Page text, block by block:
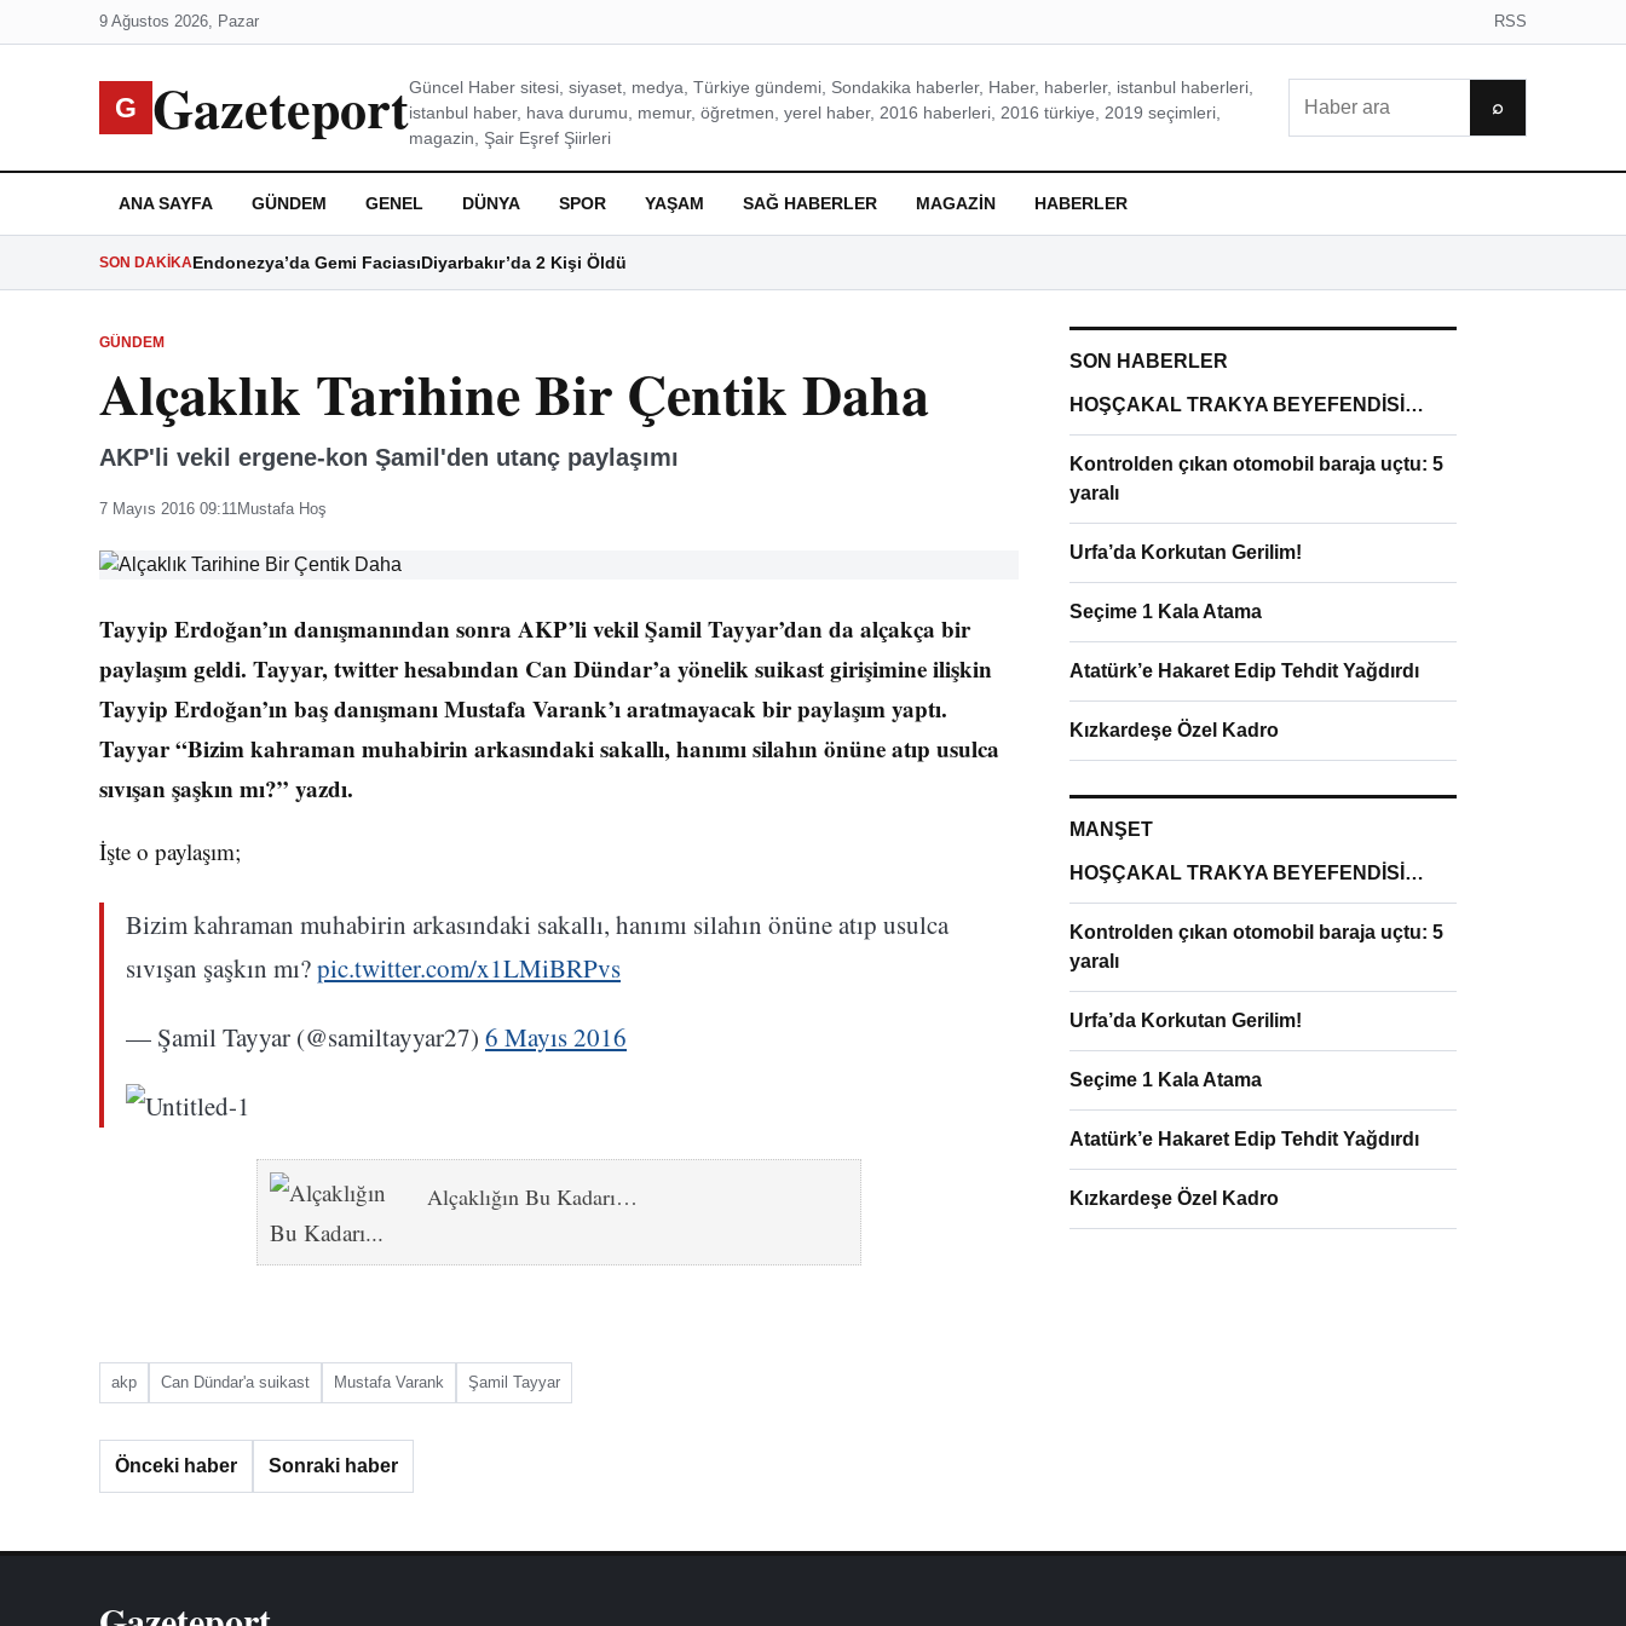
9 Ağustos 2026, Pazar RSS
G GazeteportGüncel Haber sitesi, siyaset, medya, Türkiye gündemi, Sondakika haberler, Haber, haberler, istanbul haberleri,
istanbul haber, hava durumu, memur, öğretmen, yerel haber, 2016 haberleri, 2016 türkiye, 2019 seçimleri,
magazin, Şair Eşref Şiirleri
⌕
ANA SAYFA GÜNDEM GENEL DÜNYA SPOR YAŞAM SAĞ HABERLER MAGAZIN HABERLER
SON DAKIKAEndonezya’da Gemi FaciasıDiyarbakır’da 2 Kişi Öldü
GÜNDEM
Alçaklık Tarihine Bir Çentik Daha
AKP'li vekil ergene-kon Şamil'den utanç paylaşımı
7 Mayıs 2016 09:11Mustafa Hoş
Tayyip Erdoğan’ın danışmanından sonra AKP’li vekil Şamil Tayyar’dan da alçakça bir
paylaşım geldi. Tayyar, twitter hesabından Can Dündar’a yönelik suikast girişimine ilişkin
Tayyip Erdoğan’ın baş danışmanı Mustafa Varank’ı aratmayacak bir paylaşım yaptı.
Tayyar “Bizim kahraman muhabirin arkasındaki sakallı, hanımı silahın önüne atıp usulca
sıvışan şaşkın mı?” yazdı.
İşte o paylaşım;
Bizim kahraman muhabirin arkasındaki sakallı, hanımı silahın önüne atıp usulca
sıvışan şaşkın mı?pic.twitter.com/x1LMiBRPvs
— Şamil Tayyar (@samiltayyar27) 6 Mayıs 2016
Alçaklığın Bu Kadarı…
akp Can Dündar'a suikast Mustafa Varank Şamil Tayyar
Önceki haber Sonraki haber
SON HABERLER
HOŞÇAKAL TRAKYA BEYEFENDİSİ…
Kontrolden çıkan otomobil baraja uçtu: 5
yaralı
Urfa’da Korkutan Gerilim!
Seçime 1 Kala Atama
Atatürk’e Hakaret Edip Tehdit Yağdırdı
Kızkardeşe Özel Kadro
MANŞET
HOŞÇAKAL TRAKYA BEYEFENDİSİ…
Kontrolden çıkan otomobil baraja uçtu: 5
yaralı
Urfa’da Korkutan Gerilim!
Seçime 1 Kala Atama
Atatürk’e Hakaret Edip Tehdit Yağdırdı
Kızkardeşe Özel Kadro